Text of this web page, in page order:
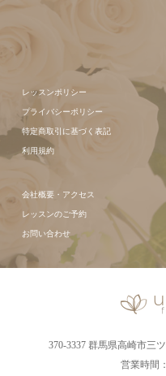
レッスンポリシー
プライバシーポリシー
特定商取引に基づく表記
利用規約
会社概要・アクセス
レッスンのご予約
お問い合わせ
370-3337 群馬県高崎市三
営業時間